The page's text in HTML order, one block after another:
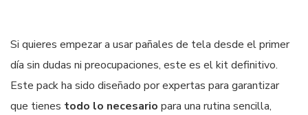
Si quieres empezar a usar pañales de tela desde el primer
día sin dudas ni preocupaciones, este es el kit definitivo.
Este pack ha sido diseñado por expertas para garantizar
que tienes todo lo necesario para una rutina sencilla,